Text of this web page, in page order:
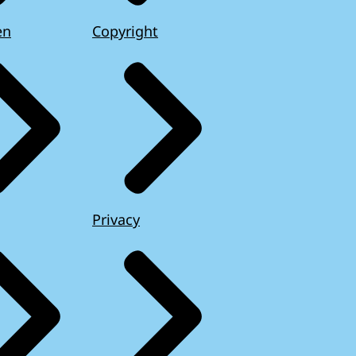
Copyright
Privacy